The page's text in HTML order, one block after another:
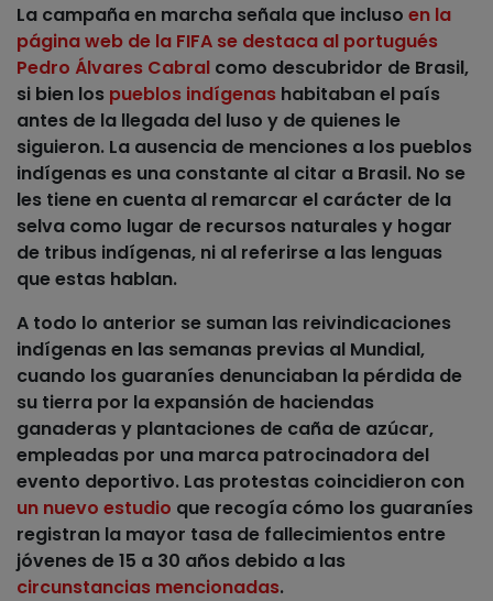
La campaña en marcha señala que incluso en la
página web de la FIFA se destaca al portugués
Pedro Álvares Cabral como descubridor de Brasil,
si bien los pueblos indígenas habitaban el país
antes de la llegada del luso y de quienes le
siguieron. La ausencia de menciones a los pueblos
indígenas es una constante al citar a Brasil. No se
les tiene en cuenta al remarcar el carácter de la
selva como lugar de recursos naturales y hogar
de tribus indígenas, ni al referirse a las lenguas
que estas hablan.
A todo lo anterior se suman las reivindicaciones
indígenas en las semanas previas al Mundial,
cuando los guaraníes denunciaban la pérdida de
su tierra por la expansión de haciendas
ganaderas y plantaciones de caña de azúcar,
empleadas por una marca patrocinadora del
evento deportivo. Las protestas coincidieron con
un nuevo estudio que recogía cómo los guaraníes
registran la mayor tasa de fallecimientos entre
jóvenes de 15 a 30 años debido a las
circunstancias mencionadas.